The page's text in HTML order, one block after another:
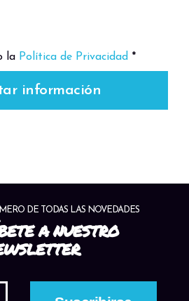
la Política de Privacidad *
información
DE TODAS LAS NOVEDADES
A NUESTRO